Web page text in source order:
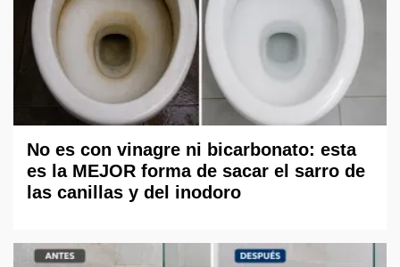
No es con vinagre ni bicarbonato: esta
es la MEJOR forma de sacar el sarro de
las canillas y del inodoro